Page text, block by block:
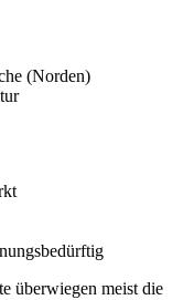
Zollabwicklung und
Nicht-EU-Ziel
mit Fern- &
– Zoll &
& Festpreis ohne